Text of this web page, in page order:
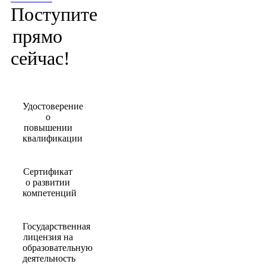
Поступите
прямо
сейчас!
Удостоверение
о
повышении
квалификации
Сертификат
о развитии
компетенций
Государственная
лицензия на
образовательную
деятельность